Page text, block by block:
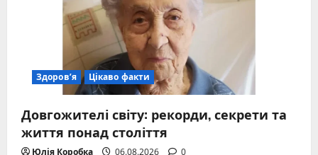
Здоров’я Цікаво факти
Довгожителі світу: рекорди, секрети та
життя понад століття
Юлія Коробка 06.08.2026 0